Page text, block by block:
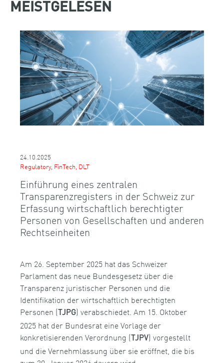
MEISTGELESEN
24.10.2025
Regulatory, FinTech, DLT
Einführung eines zentralen
Transparenzregisters in der Schweiz zur
Erfassung wirtschaftlich berechtigter
Personen von Gesellschaften und anderen
Rechtseinheiten
Am 26. September 2025 hat das Schweizer
Parlament das neue Bundesgesetz über die
Transparenz juristischer Personen und die
Identifikation der wirtschaftlich berechtigten
Personen ( TJPG) verabschiedet. Am 15. Oktober
2025 hat der Bundesrat eine Vorlage der
konkretisierenden Verordnung ( TJPV) vorgestellt
und die Vernehmlassung über sie eröffnet, die bis